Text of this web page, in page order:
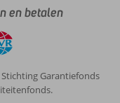
en betalen
Garantiefonds